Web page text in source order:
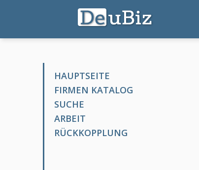
HAUPTSEITE
FIRMEN KATALOG
SUCHE
ARBEIT
RÜCKKOPPLUNG